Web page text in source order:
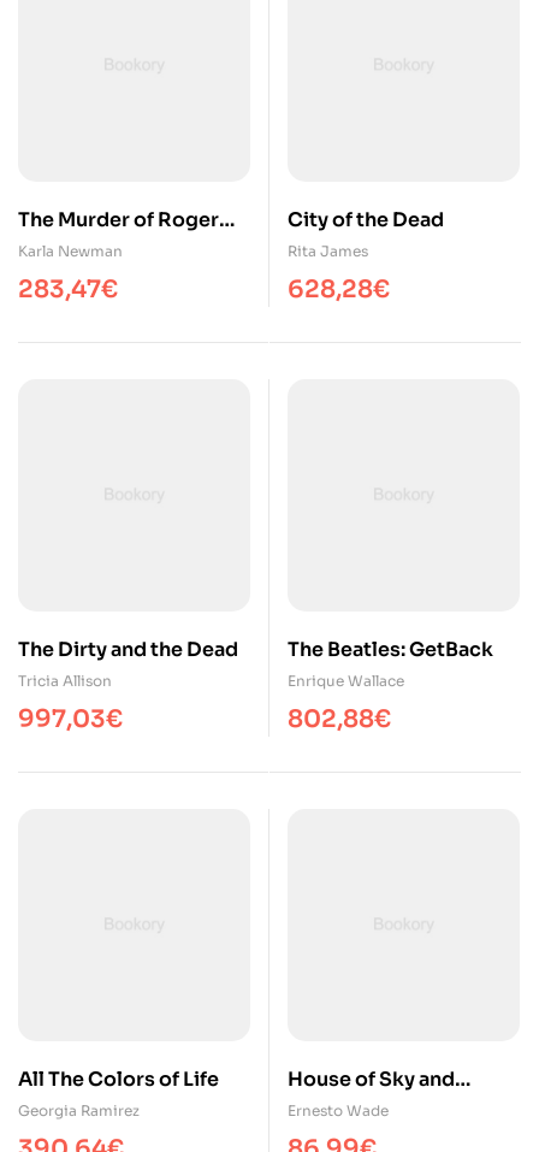
The Murder of Roger
Ackroyd
Karla Newman
283,47€
City of the Dead
Rita James
628,28€
The Dirty and the Dead
Tricia Allison
997,03€
The Beatles: GetBack
Enrique Wallace
802,88€
All The Colors of Life
Georgia Ramirez
House of Sky and
Breath
Ernesto Wade